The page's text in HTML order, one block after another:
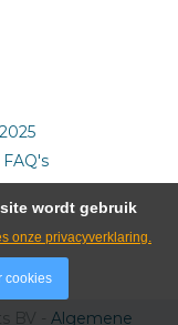
BV - Algemene
wordt gebruik
onze privacyverklaring.
cookies